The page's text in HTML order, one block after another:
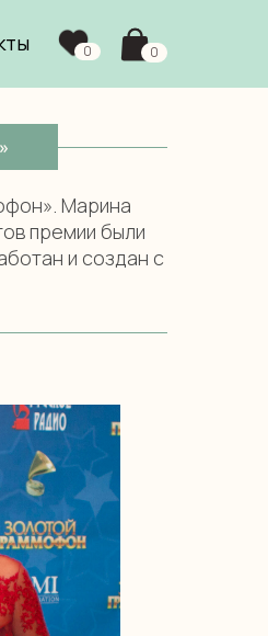
0 0
Марина
премии были
и создан с